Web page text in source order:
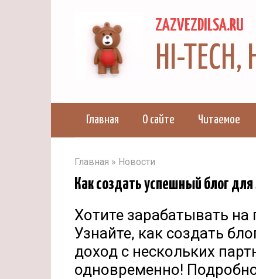
ZAZVEZDILSA.RU
HI-
Главная О сайте Читаемое
Главная » Новости
Как создать успешный блог
Хотите зарабатывать
Узнайте, как создать
доход с нескольких
одновременно!